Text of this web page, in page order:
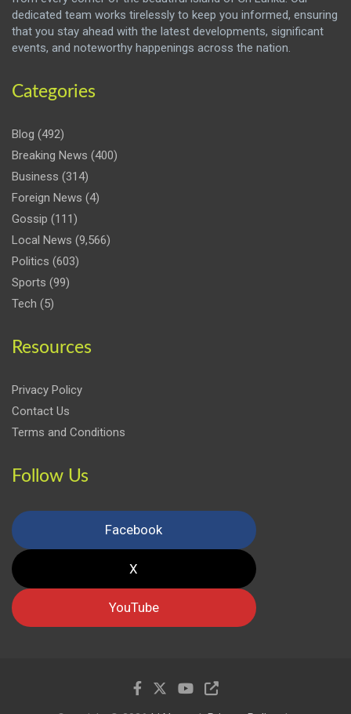
dedicated team works tirelessly to keep you informed, ensuring
that you stay ahead with the latest developments, significant
events, and noteworthy happenings across the nation.
Categories
Blog (492)
Breaking News (400)
Business (314)
Foreign News (4)
Gossip (111)
Local News (9,566)
Politics (603)
Sports (99)
Tech (5)
Resources
Privacy Policy
Contact Us
Terms and Conditions
Follow Us
Facebook
X
YouTube